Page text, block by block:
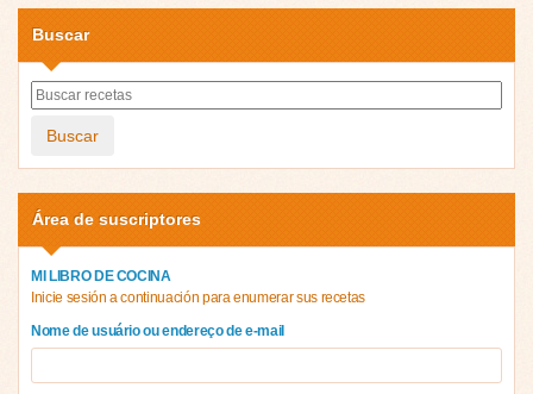
Buscar
Buscar
Área de suscriptores
MI LIBRO DE COCINA
Inicie sesión a continuación para enumerar sus recetas
Nome de usuário ou endereço de e-mail